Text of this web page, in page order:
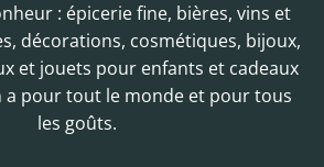
: épicerie fine, bières, vins et
décorations, cosmétiques, bijoux,
et jouets pour enfants et cadeaux
a pour tout le monde et pour tous
les goûts.